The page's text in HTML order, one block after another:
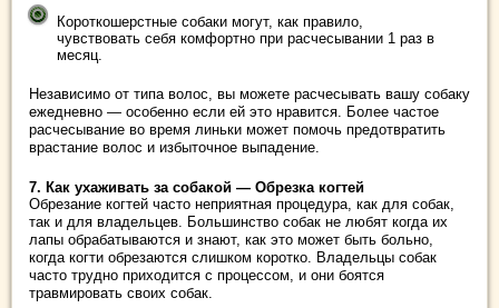
Короткошерстные собаки могут, как правило,
чувствовать себя комфортно при расчесывании 1 раз в
месяц.
Независимо от типа волос, вы можете расчесывать вашу собаку
ежедневно — особенно если ей это нравится. Более частое
расчесывание во время линьки может помочь предотвратить
врастание волос и избыточное выпадение.
7. Как ухаживать за собакой — Обрезка когтей
Обрезание когтей часто неприятная процедура, как для собак,
так и для владельцев. Большинство собак не любят когда их
лапы обрабатываются и знают, как это может быть больно,
когда когти обрезаются слишком коротко. Владельцы собак
часто трудно приходится с процессом, и они боятся
травмировать своих собак.